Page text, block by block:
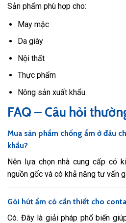
Sản phẩm phù hợp cho:
May mặc
Da giày
Nội thất
Thực phẩm
Nông sản xuất khẩu
FAQ – Câu hỏi
Mua sản phẩm chống ẩm ở đâu
khẩu?
Nên lựa chọn nhà cung cấp có
nguồn gốc và có khả năng tư vấn
Gói hút ẩm có cần thiết cho
Có. Đây là giải pháp phổ biến